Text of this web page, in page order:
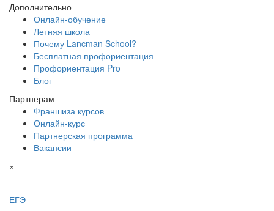
Дополнительно
Онлайн-обучение
Летняя школа
Почему Lancman School?
Бесплатная профориентация
Профориентация Pro
Блог
Партнерам
Франшиза курсов
Онлайн-курс
Партнерская программа
Вакансии
×
ЕГЭ